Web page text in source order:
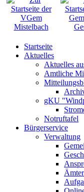
Startseite
Aktuelles
Aktuelles
Amtliche
gKU
Notruftafel
Bürgerservice
Verwaltung